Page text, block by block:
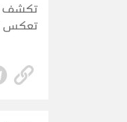
تكشف
تعكس